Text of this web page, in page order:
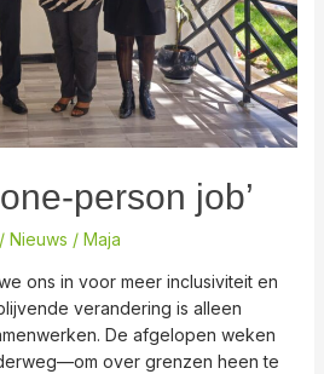
person job’
/ Nieuws / Maja
ons in voor meer inclusiviteit en
verandering is alleen
De afgelopen weken
over grenzen heen te